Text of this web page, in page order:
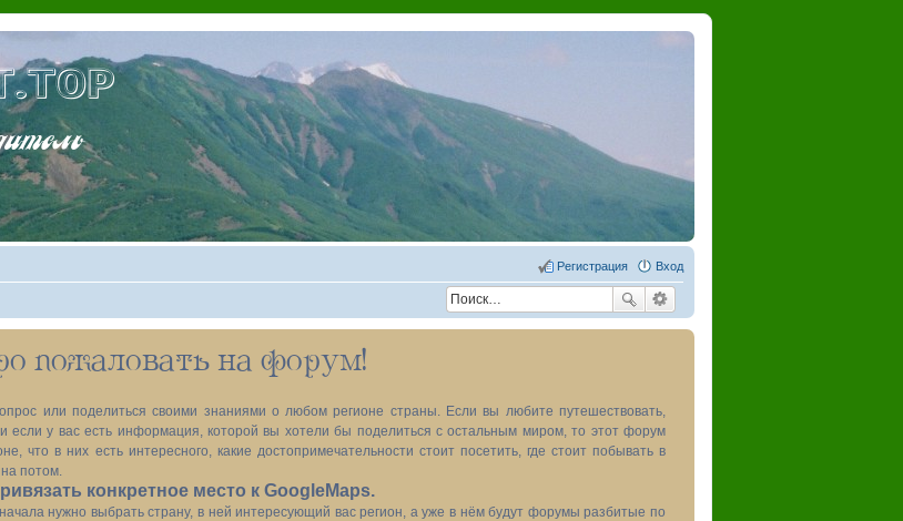
Вход
Регистрация
пожаловать на форум!
или поделиться своими знаниями о любом регионе страны. Если вы любите путешествовать,
если у вас есть информация, которой вы хотели бы поделиться с остальным миром, то этот форум
что в них есть интересного, какие достопримечательности стоит посетить, где стоит побывать в
потом.
конкретное место к GoogleMaps.
нужно выбрать страну, в ней интересующий вас регион, а уже в нём будут форумы разбитые по